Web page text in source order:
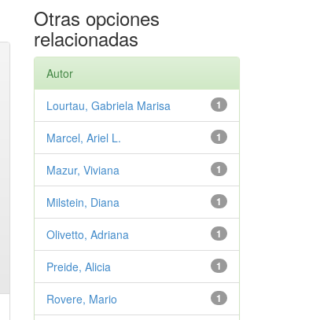
Otras opciones
relacionadas
Autor
1
Lourtau, Gabriela Marisa
1
Marcel, Ariel L.
1
Mazur, Viviana
1
Milstein, Diana
1
Olivetto, Adriana
1
Preide, Alicia
1
Rovere, Mario